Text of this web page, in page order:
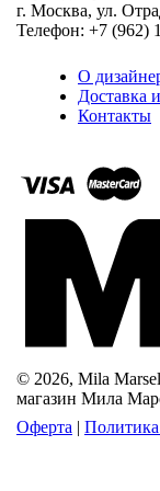
г. Москва, ул.
Телефон: +7 (962)
О
Доставка
Контакты
© 2026, Mila
магазин Мила
Оферта |